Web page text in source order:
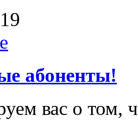
абоненты!
вас о том,